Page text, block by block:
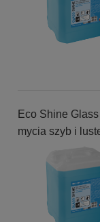
Eco Shine
mycia szyb i